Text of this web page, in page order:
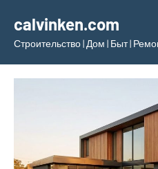
содержимому
calvinken.com
Строительство | Дом | Быт |